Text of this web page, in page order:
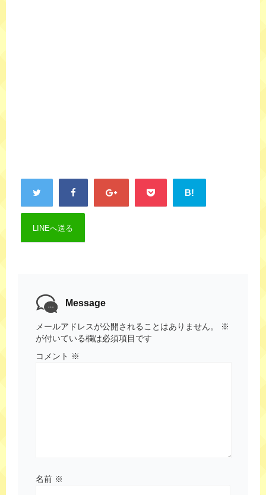
B!
LINEへ送る
Message
メールアドレスが公開されることはありません。
※
が付いている欄は必須項目です
コメント ※
名前 ※